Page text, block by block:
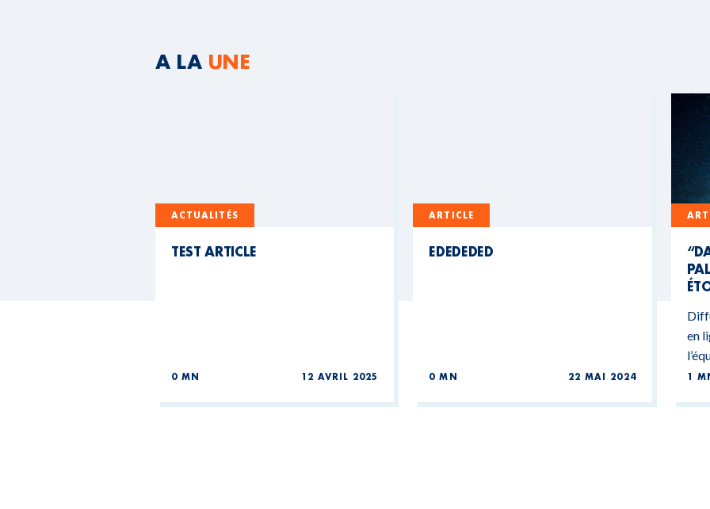
A LA UNE
ACTUALITÉS
TEST ARTICLE
0 MN 12 AVRIL 2025
ARTICLE
EDEDEDED
0 MN 22 MAI 2024
en
1